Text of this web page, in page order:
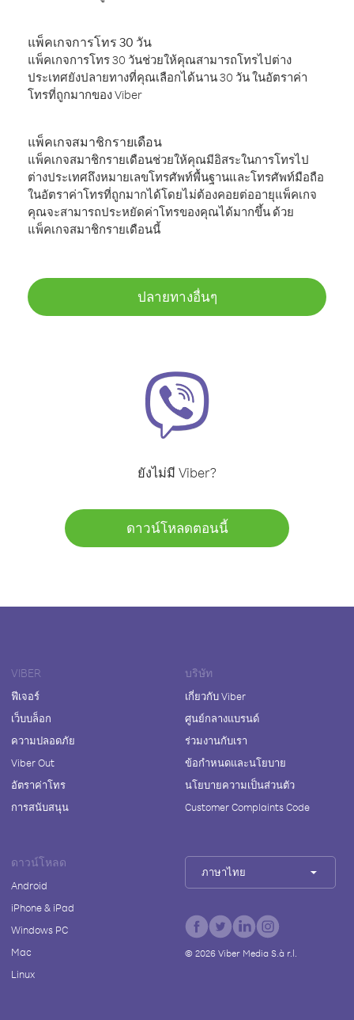
แพ็คเกจการโทร 30 วัน
แพ็คเกจการโทร 30 วันช่วยให้คุณสามารถโทรไปต่าง
ประเทศยังปลายทางที่คุณเลือกได้นาน 30 วัน ในอัตราค่า
โทรที่ถูกมากของ Viber
แพ็คเกจสมาชิกรายเดือน
แพ็คเกจสมาชิกรายเดือนช่วยให้คุณมีอิสระในการโทรไป
ต่างประเทศถึงหมายเลขโทรศัพท์พื้นฐานและโทรศัพท์มือถือ
ในอัตราค่าโทรที่ถูกมากได้โดยไม่ต้องคอยต่ออายุแพ็คเกจ
คุณจะสามารถประหยัดค่าโทรของคุณได้มากขึ้น ด้วย
แพ็คเกจสมาชิกรายเดือนนี้
ปลายทางอื่นๆ
ยังไม่มี Viber?
ดาวน์โหลดตอนนี้
VIBER
ฟีเจอร์
เว็บบล็อก
ความปลอดภัย
Viber Out
อัตราค่าโทร
การสนับสนุน
บริษัท
เกี่ยวกับ Viber
ศูนย์กลางแบรนด์
ร่วมงานกับเรา
ข้อกำหนดและนโยบาย
นโยบายความเป็นส่วนตัว
Customer Complaints Code
ดาวน์โหลด
Android
iPhone & iPad
Windows PC
Mac
Linux
ภาษาไทย
© 2026Viber Media S.à r.l.